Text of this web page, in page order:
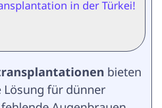
in der Türkei!
bieten
Lösung für dünner